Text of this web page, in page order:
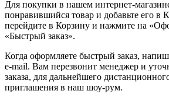
Для покупки в нашем интернет-
понравившийся товар и добавьте его в
перейдите в Корзину и нажмите на
«Быстрый заказ».
Когда оформляете быстрый заказ,
e-mail. Вам перезвонит менеджер и
заказа, для дальнейшего
приглашения в наш шоу-рум.